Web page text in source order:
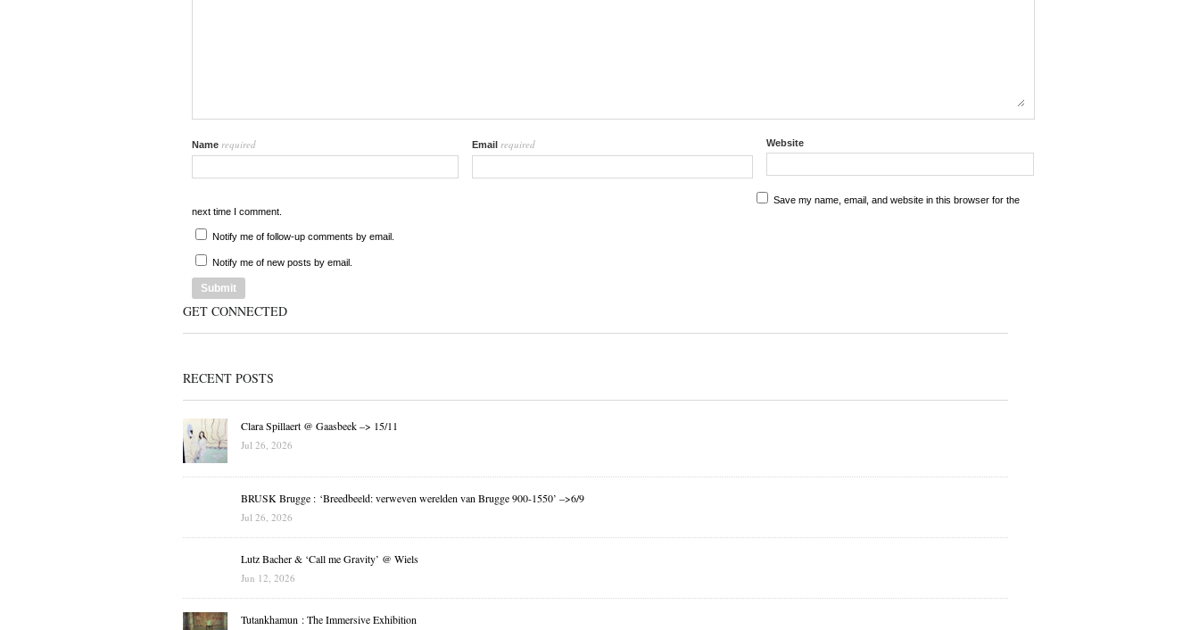
Name required Email required Website
Save my name, email, and website in this browser for the
next time I comment.
Notify me of follow-up comments by email.
Notify me of new posts by email.
GET CONNECTED
RECENT POSTS
Clara Spillaert @ Gaasbeek –> 15/11
Jul 26, 2026
BRUSK Brugge : ‘Breedbeeld: verweven werelden van Brugge 900-1550’ –>6/9
Jul 26, 2026
Lutz Bacher & ‘Call me Gravity’ @ Wiels
Jun 12, 2026
Tutankhamun : The Immersive Exhibition